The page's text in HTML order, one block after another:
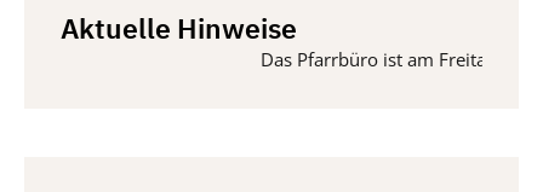
Aktuelle Hinweise
Das Pfarrbüro ist am Freitag, 14.